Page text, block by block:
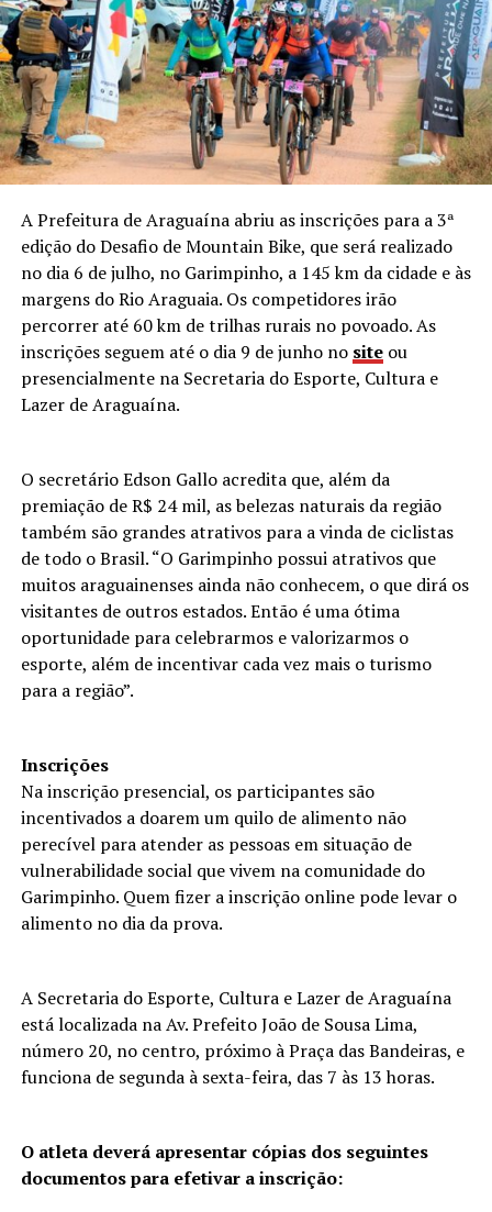
A Prefeitura de Araguaína abriu as inscrições para a 3ª
edição do Desafio de Mountain Bike, que será realizado
no dia 6 de julho, no Garimpinho, a 145 km da cidade e às
margens do Rio Araguaia. Os competidores irão
percorrer até 60 km de trilhas rurais no povoado. As
inscrições seguem até o dia 9 de junho no site ou
presencialmente na Secretaria do Esporte, Cultura e
Lazer de Araguaína.
O secretário Edson Gallo acredita que, além da
premiação de R$ 24 mil, as belezas naturais da região
também são grandes atrativos para a vinda de ciclistas
de todo o Brasil. “O Garimpinho possui atrativos que
muitos araguainenses ainda não conhecem, o que dirá os
visitantes de outros estados. Então é uma ótima
oportunidade para celebrarmos e valorizarmos o
esporte, além de incentivar cada vez mais o turismo
para a região”.
Inscrições
Na inscrição presencial, os participantes são
incentivados a doarem um quilo de alimento não
perecível para atender as pessoas em situação de
vulnerabilidade social que vivem na comunidade do
Garimpinho. Quem fizer a inscrição online pode levar o
alimento no dia da prova.
A Secretaria do Esporte, Cultura e Lazer de Araguaína
está localizada na Av. Prefeito João de Sousa Lima,
número 20, no centro, próximo à Praça das Bandeiras, e
funciona de segunda à sexta-feira, das 7 às 13 horas.
O atleta deverá apresentar cópias dos seguintes
documentos para efetivar a inscrição: